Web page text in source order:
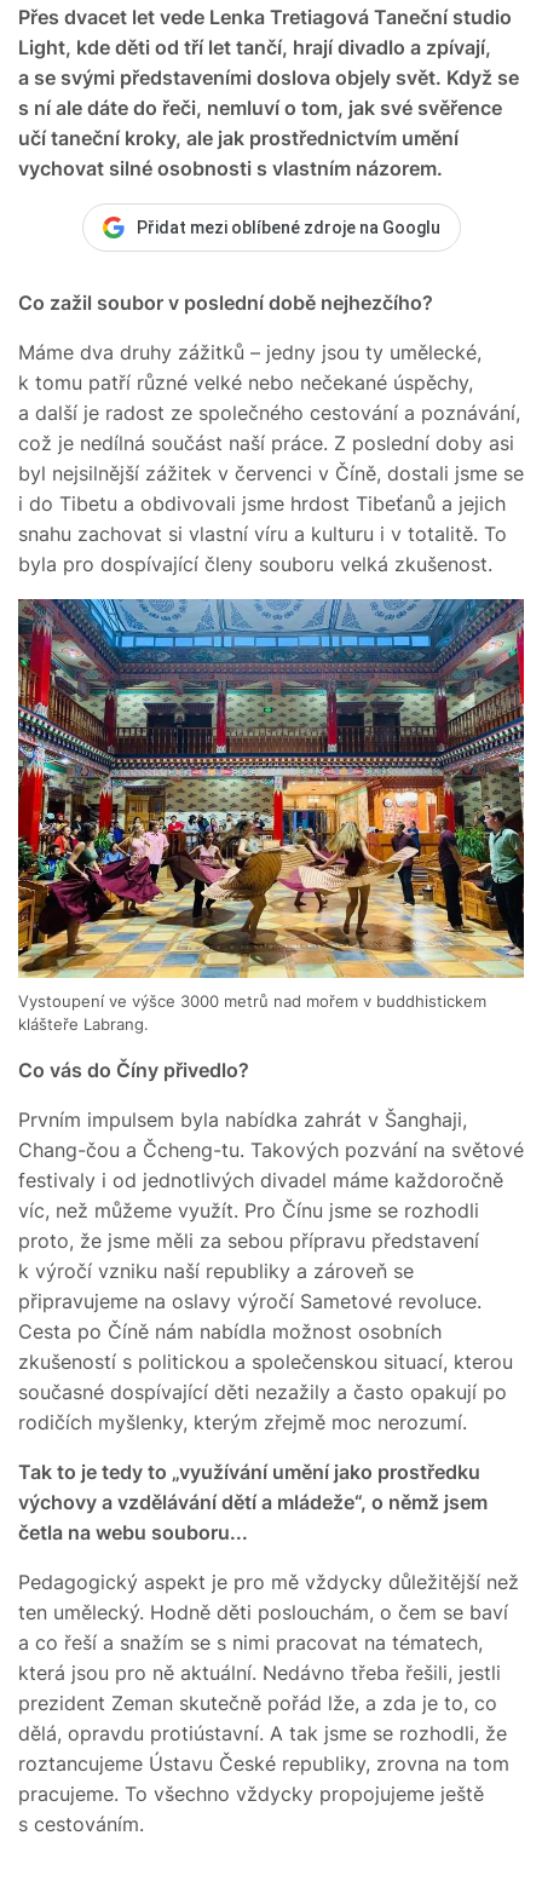
Přes dvacet let vede Lenka Tretiagová Taneční studio
Light, kde děti od tří let tančí, hrají divadlo a zpívají,
a se svými představeními doslova objely svět. Když se
s ní ale dáte do řeči, nemluví o tom, jak své svěřence
učí taneční kroky, ale jak prostřednictvím umění
vychovat silné osobnosti s vlastním názorem.
Přidat mezi oblíbené zdroje na Googlu
Co zažil soubor v poslední době nejhezčího?
Máme dva druhy zážitků – jedny jsou ty umělecké,
k tomu patří různé velké nebo nečekané úspěchy,
a další je radost ze společného cestování a poznávání,
což je nedílná součást naší práce. Z poslední doby asi
byl nejsilnější zážitek v červenci v Číně, dostali jsme se
i do Tibetu a obdivovali jsme hrdost Tibeťanů a jejich
snahu zachovat si vlastní víru a kulturu i v totalitě. To
byla pro dospívající členy souboru velká zkušenost.
Vystoupení ve výšce 3000 metrů nad mořem v buddhistickem
klášteře Labrang.
Co vás do Číny přivedlo?
Prvním impulsem byla nabídka zahrát v Šanghaji,
Chang-čou a Čcheng-tu. Takových pozvání na světové
festivaly i od jednotlivých divadel máme každoročně
víc, než můžeme využít. Pro Čínu jsme se rozhodli
proto, že jsme měli za sebou přípravu představení
k výročí vzniku naší republiky a zároveň se
připravujeme na oslavy výročí Sametové revoluce.
Cesta po Číně nám nabídla možnost osobních
zkušeností s politickou a společenskou situací, kterou
současné dospívající děti nezažily a často opakují po
rodičích myšlenky, kterým zřejmě moc nerozumí.
Tak to je tedy to „využívání umění jako prostředku
výchovy a vzdělávání dětí a mládeže“, o němž jsem
četla na webu souboru...
Pedagogický aspekt je pro mě vždycky důležitější než
ten umělecký. Hodně děti poslouchám, o čem se baví
a co řeší a snažím se s nimi pracovat na tématech,
která jsou pro ně aktuální. Nedávno třeba řešili, jestli
prezident Zeman skutečně pořád lže, a zda je to, co
dělá, opravdu protiústavní. A tak jsme se rozhodli, že
roztancujeme Ústavu České republiky, zrovna na tom
pracujeme. To všechno vždycky propojujeme ještě
s cestováním.